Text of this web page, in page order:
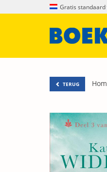
Gratis standaard
TERUG